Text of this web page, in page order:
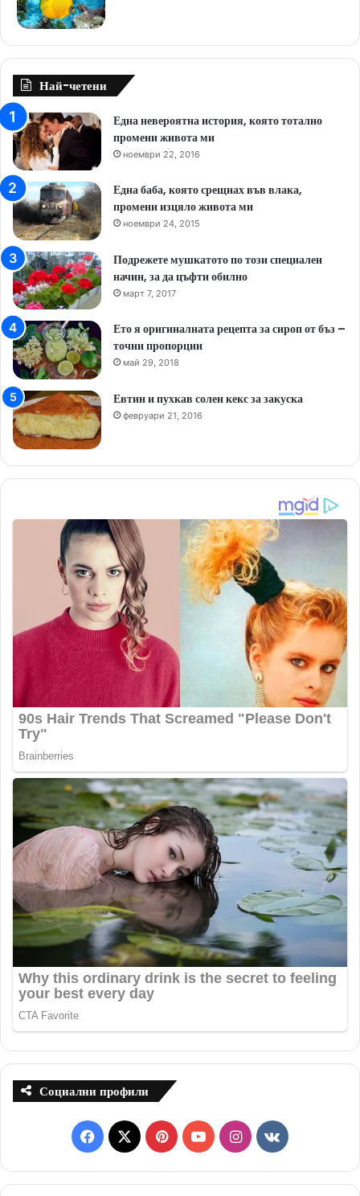
Най-четени
Една невероятна история, която тотално
промени живота ми
ноември 22, 2016
Една баба, която срещнах във влака,
промени изцяло живота ми
ноември 24, 2015
Подрежете мушкатото по този специален
начин, за да цъфти обилно
март 7, 2017
Ето я оригиналната рецепта за сироп от бъз –
точни пропорции
май 29, 2018
Евтин и пухкав солен кекс за закуска
февруари 21, 2016
Социални профили
F
a
X
P
i
Y
o
I
n
v
k